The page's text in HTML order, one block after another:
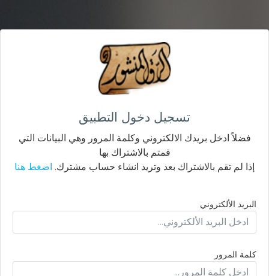
تسجيل دخول التطبيق
فضلاً ادخل بريدك الالكتروني وكلمة المرور وهي البيانات التي
قمتم بالاشتراك بها
إذا لم تقم بالاشتراك بعد وتريد انشاء حساب مشترك. اضغط هنا
البريد الألكتروني
كلمة المرور